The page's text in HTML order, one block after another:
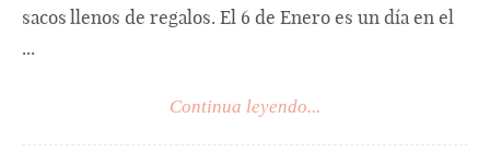
sacos llenos de regalos. El 6 de Enero es un día en el
...
Continua leyendo...